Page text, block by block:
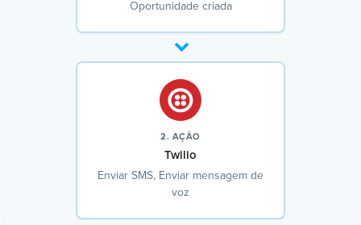
Oportunidade criada
2. AÇÃO
Twilio
Enviar SMS, Enviar mensagem de
voz